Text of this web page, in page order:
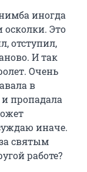
иногда
Это
отступил,
И так
Очень
в
и пропадала
иначе.
святым
работе?